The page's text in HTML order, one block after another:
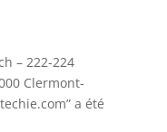
– 222-224
Clermont-
a été